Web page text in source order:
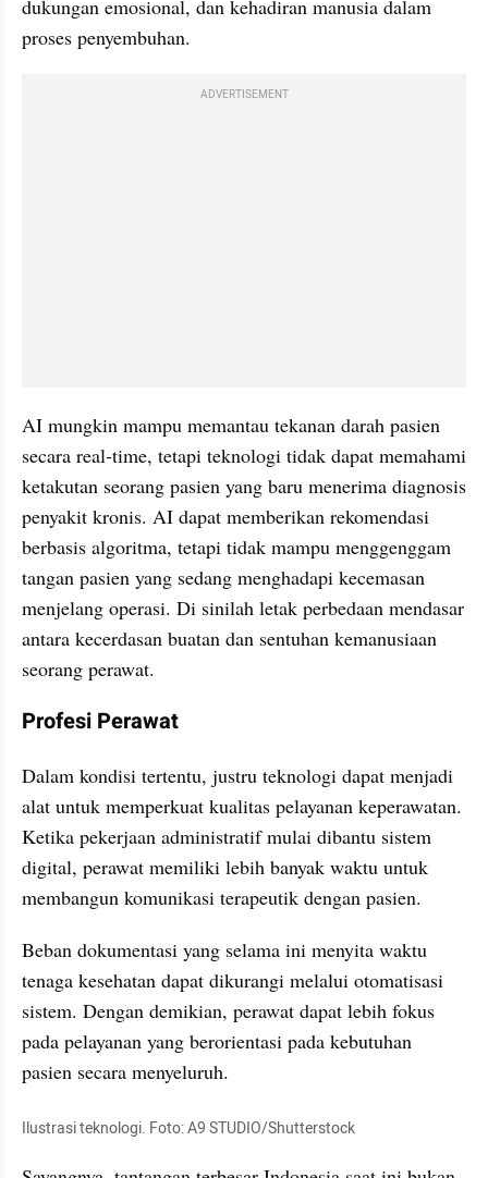
dukungan emosional, dan kehadiran manusia dalam
proses penyembuhan.
ADVERTISEMENT
AI mungkin mampu memantau tekanan darah pasien
secara real-time, tetapi teknologi tidak dapat memahami
ketakutan seorang pasien yang baru menerima diagnosis
penyakit kronis. AI dapat memberikan rekomendasi
berbasis algoritma, tetapi tidak mampu menggenggam
tangan pasien yang sedang menghadapi kecemasan
menjelang operasi. Di sinilah letak perbedaan mendasar
antara kecerdasan buatan dan sentuhan kemanusiaan
seorang perawat.
Profesi Perawat
Dalam kondisi tertentu, justru teknologi dapat menjadi
alat untuk memperkuat kualitas pelayanan keperawatan.
Ketika pekerjaan administratif mulai dibantu sistem
digital, perawat memiliki lebih banyak waktu untuk
membangun komunikasi terapeutik dengan pasien.
Beban dokumentasi yang selama ini menyita waktu
tenaga kesehatan dapat dikurangi melalui otomatisasi
sistem. Dengan demikian, perawat dapat lebih fokus
pada pelayanan yang berorientasi pada kebutuhan
pasien secara menyeluruh.
Ilustrasi teknologi. Foto: A9 STUDIO/Shutterstock